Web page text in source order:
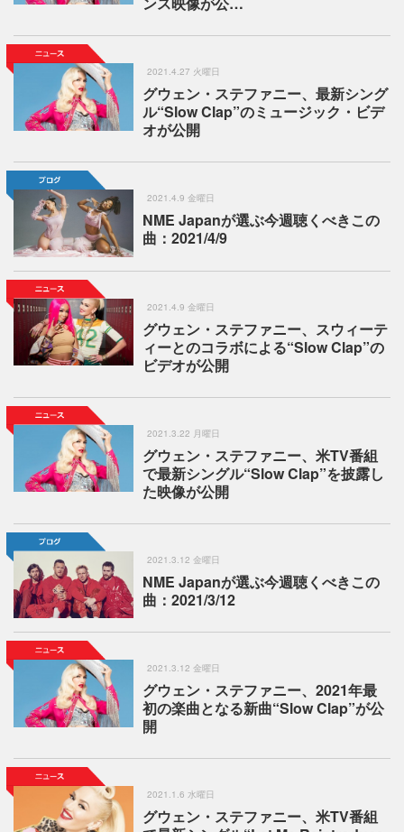
2021.4.27 火曜日
グウェン・ステファニー、最新シング
ル“Slow Clap”のミュージック・ビデ
オが公開
2021.4.9 金曜日
NME Japanが選ぶ今週聴くべきこの
曲：2021/4/9
2021.4.9 金曜日
グウェン・ステファニー、スウィーテ
ィーとのコラボによる“Slow Clap”の
ビデオが公開
2021.3.22 月曜日
グウェン・ステファニー、米TV番組
で最新シングル“Slow Clap”を披露し
た映像が公開
2021.3.12 金曜日
NME Japanが選ぶ今週聴くべきこの
曲：2021/3/12
2021.3.12 金曜日
グウェン・ステファニー、2021年最
初の楽曲となる新曲“Slow Clap”が公
開
2021.1.6 水曜日
グウェン・ステファニー、米TV番組